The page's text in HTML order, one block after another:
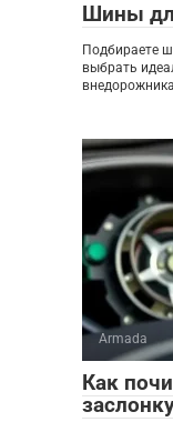
Шины
Подбираете
выбрать
Armada
Как